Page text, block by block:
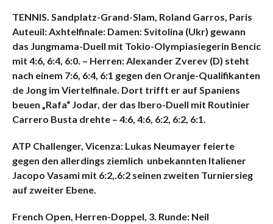
TENNIS. Sandplatz-Grand-Slam, Roland Garros, Paris
Auteuil: Axhtelfinale: Damen: Svitolina (Ukr) gewann
das Jungmama-Duell mit Tokio-Olympiasiegerin Bencic
mit 4:6, 6:4, 6:0. – Herren: Alexander Zverev (D) steht
nach einem 7:6, 6:4, 6:1 gegen den Oranje-Qualifikanten
de Jong im Viertelfinale. Dort trifft er auf Spaniens
beuen „Rafa“ Jodar, der das Ibero-Duell mit Routinier
Carrero Busta drehte – 4:6, 4:6, 6:2, 6:2, 6:1.
ATP Challenger, Vicenza: Lukas Neumayer feierte
gegen den allerdings ziemlich unbekannten Italiener
Jacopo Vasami mit 6:2,.6:2 seinen zweiten Turniersieg
auf zweiter Ebene.
French Open, Herren-Doppel, 3. Runde: Neil